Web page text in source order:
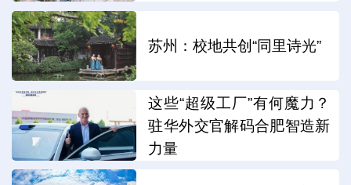
苏州：校地共创“同里诗光”
这些“超级工厂”有何魔力？
驻华外交官解码合肥智造新
力量